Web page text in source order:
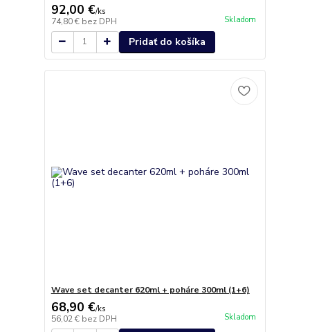
92,00 €/ks
74,80 € bez DPH Skladom
Pridať do košíka
Wave set decanter 620ml + poháre 300ml (1+6)
68,90 €/ks
56,02 € bez DPH Skladom